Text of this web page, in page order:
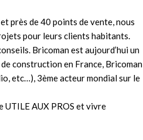
près de 40 points de vente, nous
pour leurs clients habitants.
Bricoman est aujourd’hui un
construction en France, Bricoman
etc…), 3ème acteur mondial sur le
UTILE AUX PROS et vivre